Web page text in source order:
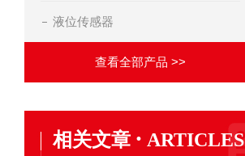
液位传感器
查看全部产品 >>
相关文章 · ARTICLES